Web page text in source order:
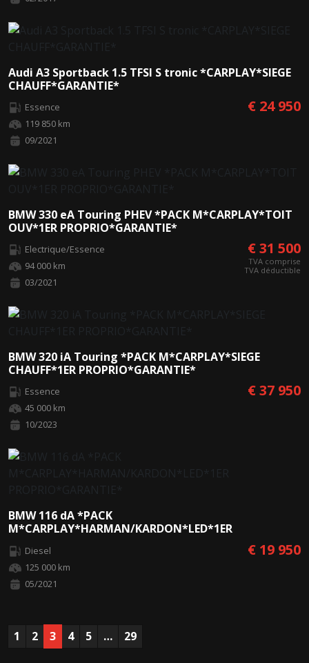
Audi A3 Sportback 1.5 TFSI S tronic *CARPLAY*SIEGE
CHAUFF*GARANTIE*
Essence
119 850 km
09/2021
€ 24 950
BMW 330 eA Touring PHEV *PACK M*CARPLAY*TOIT
OUV*1ER PROPRIO*GARANTIE*
Electrique/Essence
94 000 km
03/2021
€ 31 500
TVA comprise
TVA déductible
BMW 320 iA Touring *PACK M*CARPLAY*SIEGE
CHAUFF*1ER PROPRIO*GARANTIE*
Essence
45 000 km
10/2023
€ 37 950
BMW 116 dA *PACK
M*CARPLAY*HARMAN/KARDON*LED*1ER
Diesel
125 000 km
05/2021
€ 19 950
1 2 3 4 5 … 29